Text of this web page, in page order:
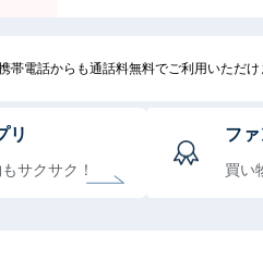
電話からも通話料無料でご利用いただけ
リ
サクサク！
フ
買い